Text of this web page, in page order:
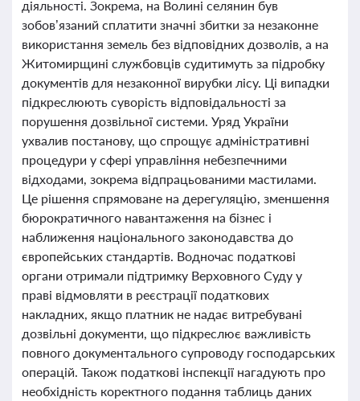
діяльності. Зокрема, на Волині селянин був
зобов’язаний сплатити значні збитки за незаконне
використання земель без відповідних дозволів, а на
Житомирщині службовців судитимуть за підробку
документів для незаконної вирубки лісу. Ці випадки
підкреслюють суворість відповідальності за
порушення дозвільної системи. Уряд України
ухвалив постанову, що спрощує адміністративні
процедури у сфері управління небезпечними
відходами, зокрема відпрацьованими мастилами.
Це рішення спрямоване на дерегуляцію, зменшення
бюрократичного навантаження на бізнес і
наближення національного законодавства до
європейських стандартів. Водночас податкові
органи отримали підтримку Верховного Суду у
праві відмовляти в реєстрації податкових
накладних, якщо платник не надає витребувані
дозвільні документи, що підкреслює важливість
повного документального супроводу господарських
операцій. Також податкові інспекції нагадують про
необхідність коректного подання таблиць даних